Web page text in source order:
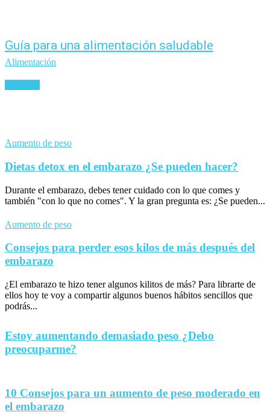
Guía para una alimentación saludable
Alimentación
Aumento de peso
Dietas detox en el embarazo ¿Se pueden hacer?
Durante el embarazo, debes tener cuidado con lo que comes y
también "con lo que no comes". Y la gran pregunta es: ¿Se pueden...
Aumento de peso
Consejos para perder esos kilos de más después del
embarazo
¿El embarazo te hizo tener algunos kilitos de más? Para librarte de
ellos hoy te voy a compartir algunos buenos hábitos sencillos que
podrás...
Estoy aumentando demasiado peso ¿Debo
preocuparme?
10 Consejos para un aumento de peso moderado en
el embarazo